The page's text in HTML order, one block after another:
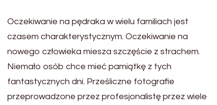
Oczekiwanie na pędraka w wielu familiach jest
czasem charakterystycznym. Oczekiwanie na
nowego człowieka miesza szczęście z strachem.
Niemało osób chce mieć pamiątkę z tych
fantastycznych dni. Prześliczne fotografie
przeprowadzone przez profesjonalistę przez wiele